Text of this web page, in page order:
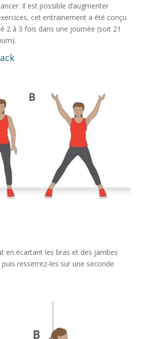
Il est possible d’augmenter
cet entrainement a été conçu
2 à 3 fois dans une journée (soit 21
en écartant les bras et des jambes
resserrez-les sur une seconde